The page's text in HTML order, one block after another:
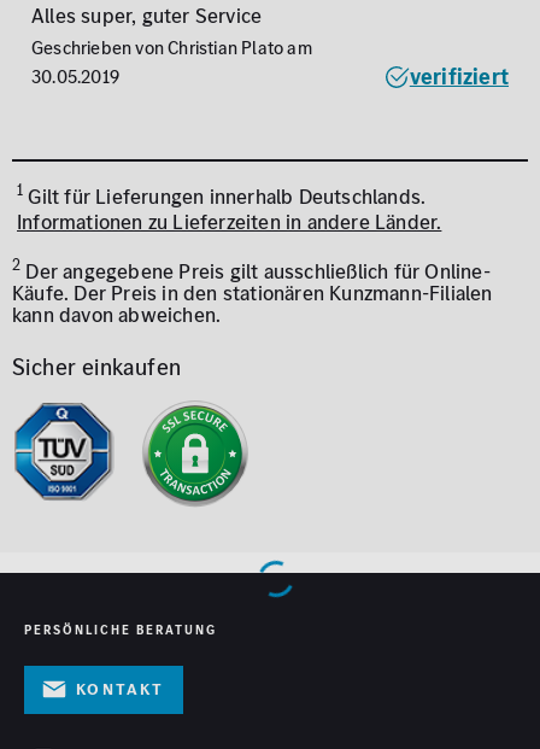
Alles super, guter Service
Geschrieben von Christian Plato am
30.05.2019
verifiziert
1 Gilt für Lieferungen innerhalb Deutschlands.
Informationen zu Lieferzeiten in andere Länder.
2 Der angegebene Preis gilt ausschließlich für Online-
Käufe. Der Preis in den stationären Kunzmann-Filialen
kann davon abweichen.
Sicher einkaufen
PERSÖNLICHE BERATUNG
Kontakt